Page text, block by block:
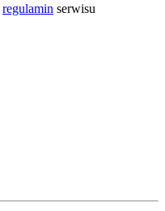
regulamin serwisu